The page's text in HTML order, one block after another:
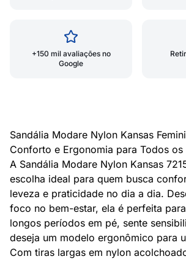
+150 mil avaliações no
Google
Sandália Modare Nylon Kansas
Conforto e Ergonomia para Todos os
A Sandália Modare Nylon Kansas
escolha ideal para quem busca
leveza e praticidade no dia a dia.
foco no bem-estar, ela é perfeita
longos períodos em pé, sente
deseja um modelo ergonômico para
Com tiras largas em nylon